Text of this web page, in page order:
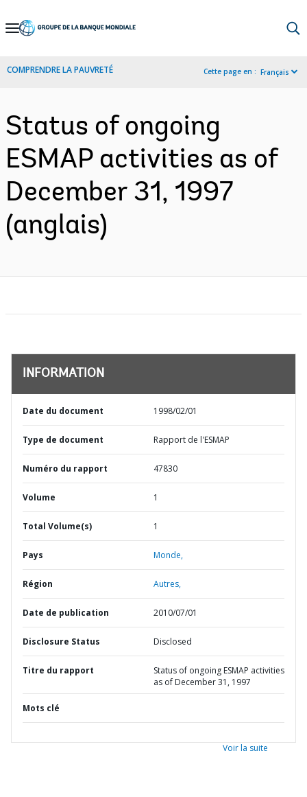
Skip
Navigation
COMPRENDRE LA PAUVRETÉ Cette page en : Français
Status of ongoing
ESMAP activities as of
December 31, 1997
(anglais)
INFORMATION
Date du document 1998/02/01
Type de document Rapport de l'ESMAP
Numéro du rapport 47830
Volume 1
Total Volume(s) 1
Pays Monde,
Région Autres,
Date de publication 2010/07/01
Disclosure Status Disclosed
Titre du rapport
Status of ongoing ESMAP activities
as of December 31, 1997
Mots clé
Voir la suite